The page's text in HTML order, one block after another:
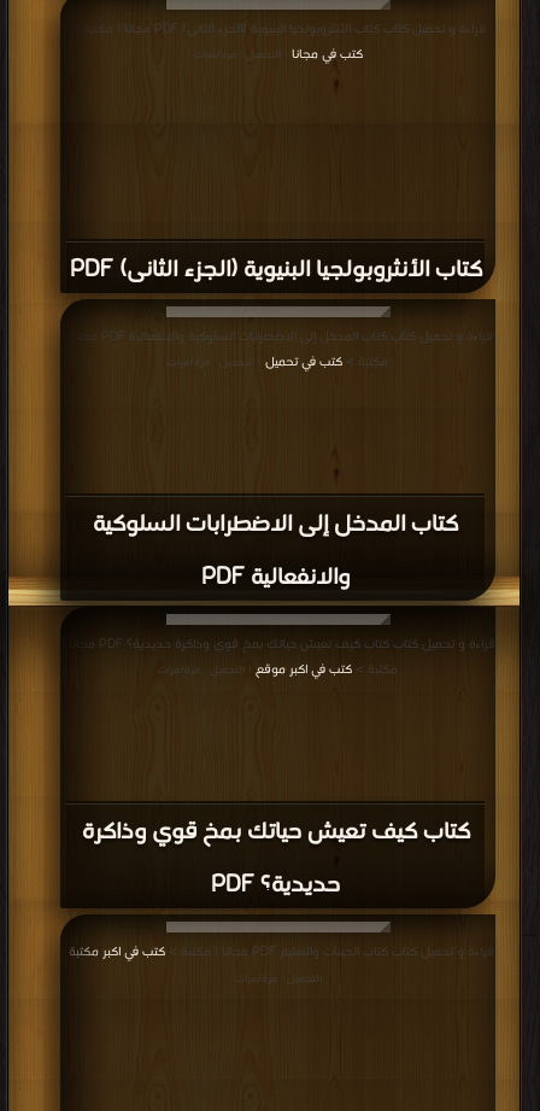
كتاب الأنثروبولجيا البنيوية (الجزء الثانى) PDF
قراءة و تحميل كتاب كتاب الأنثروبولجيا البنيوية (الجزء الثانى) PDF مجانا | مكتبة >
كتب في مجانا | التحميل : مرة/مرات
كتاب المدخل إلى الاضطرابات السلوكية
والانفعالية PDF
قراءة و تحميل كتاب كتاب المدخل إلى الاضطرابات السلوكية والانفعالية PDF مجانا |
مكتبة > كتب في تحميل | التحميل : مرة/مرات
كتاب كيف تعيش حياتك بمخ قوي وذاكرة
حديدية؟ PDF
قراءة و تحميل كتاب كتاب كيف تعيش حياتك بمخ قوي وذاكرة حديدية؟ PDF مجانا |
مكتبة > كتب في اكبر موقع | التحميل : مرة/مرات
قراءة و تحميل كتاب كتاب الجينات والتعليم PDF مجانا | مكتبة > كتب في اكبر مكتبة
التحميل : مرة/مرات